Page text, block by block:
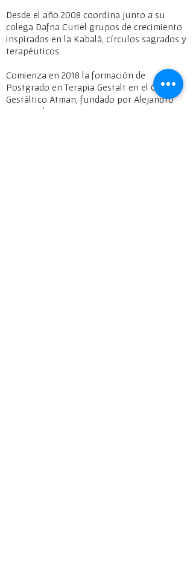
Desde el año 2008 coordina junto a su
colega Dafna Curiel grupos de crecimiento
inspirados en la Kabalá, círculos sagrados y
terapéuticos.
Comienza en 2018 la formación de
Postgrado en Terapia Gestalt en el Centro
Gestáltico Atman, fundado por Alejandro
Spangenberg.